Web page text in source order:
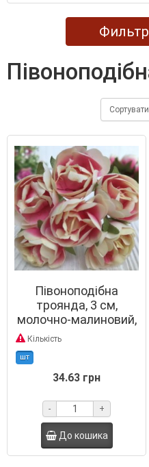
Сортувати
Півоноподібна
троянда, 3 см,
молочно-малиновий,
пучок 6 шт.
Кількість
шт
34.63 грн
- +
До кошика